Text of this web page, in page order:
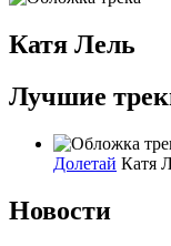
Катя Лель
Лучшие
Долетай Катя
Новости